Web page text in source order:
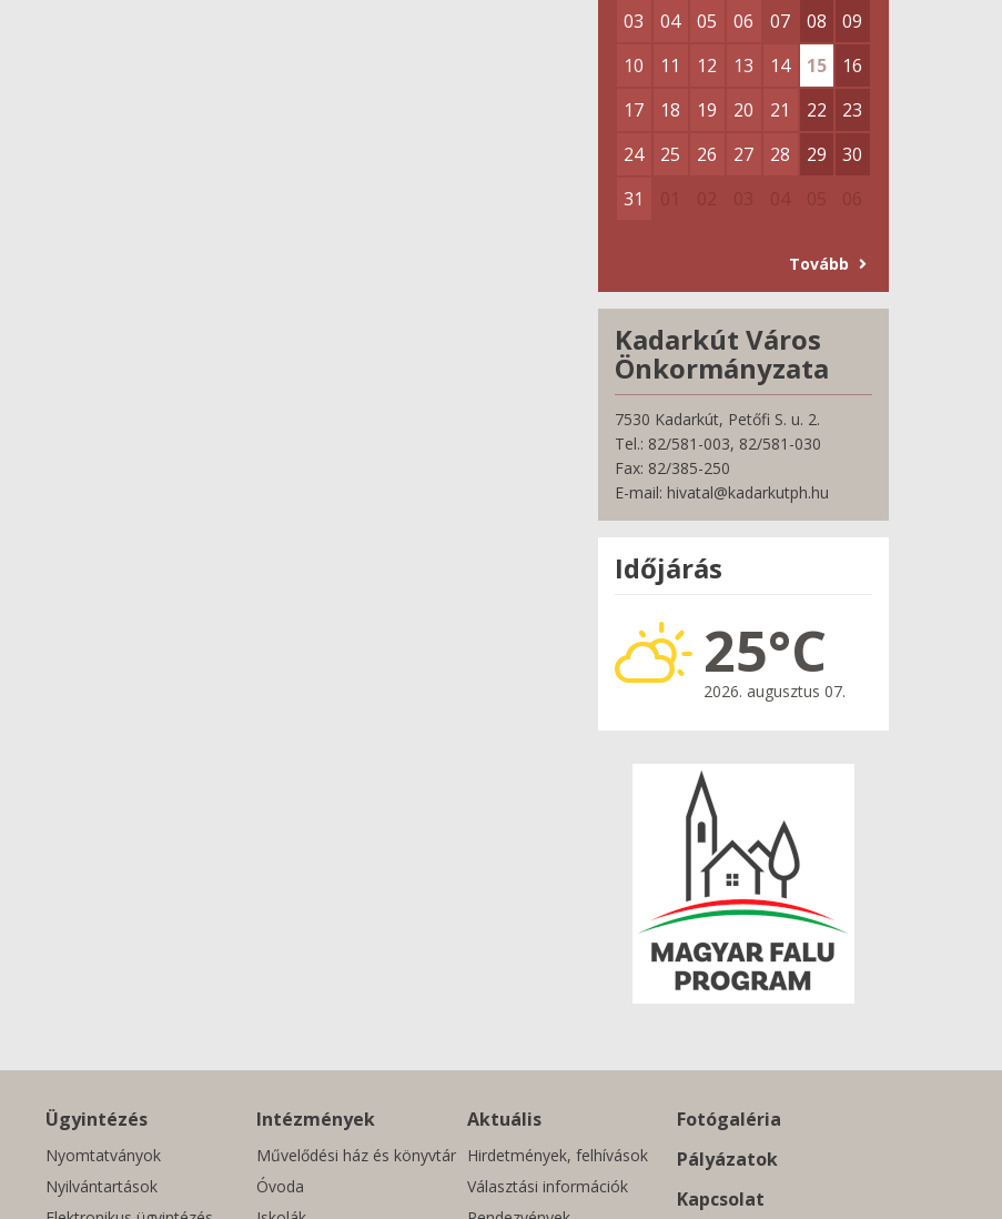
03
04 05 06 07 08
09
10
11 12 13 14 15
16
17
18 19 20 21 22
23
24
25 26 27 28 29
30
31
Tovább
Kadarkút Város
Önkormányzata
7530 Kadarkút, Petőfi S. u. 2.
Tel.: 82/581-003, 82/581-030
Fax: 82/385-250
E-mail: hivatal@kadarkutph.hu
Időjárás
25°C
2026. augusztus 07.
Ügyintézés
Nyomtatványok
Nyilvántartások
Intézmények
Művelődési ház és könyvtár
Óvoda
Aktuális
Hirdetmények, felhívások
Választási információk
Fotógaléria
Pályázatok
Kapcsolat